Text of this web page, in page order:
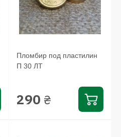
Пломбир под пластилин
П 30 ЛТ
290 ₴